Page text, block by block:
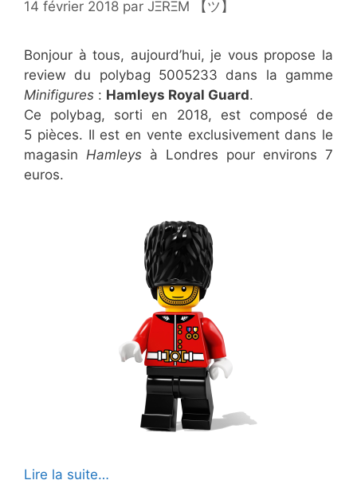
14 février 2018 par JΞRΞM 【ツ】
Bonjour à tous, aujourd’hui, je vous propose la
review du polybag 5005233 dans la gamme
Minifigures : Hamleys Royal Guard.
Ce polybag, sorti en 2018, est composé de
5 pièces. Il est en vente exclusivement dans le
magasin Hamleys à Londres pour environs 7
euros.
Lire la suite…